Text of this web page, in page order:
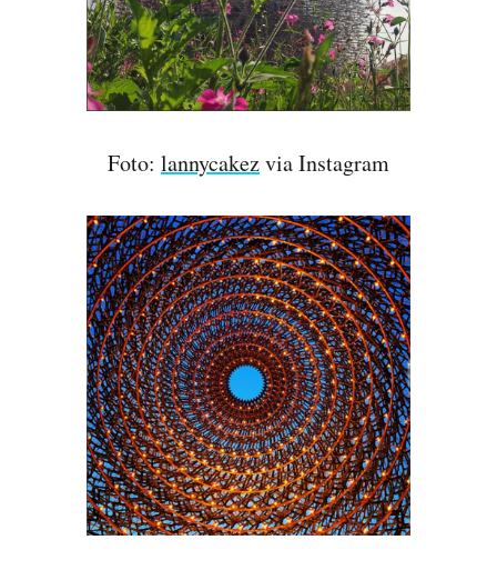
Foto: lannycakezvia Instagram